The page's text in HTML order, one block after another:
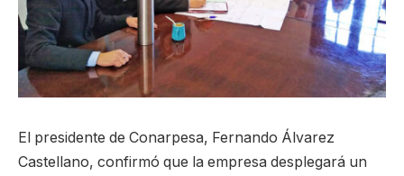
El presidente de Conarpesa, Fernando Álvarez
Castellano, confirmó que la empresa desplegará un